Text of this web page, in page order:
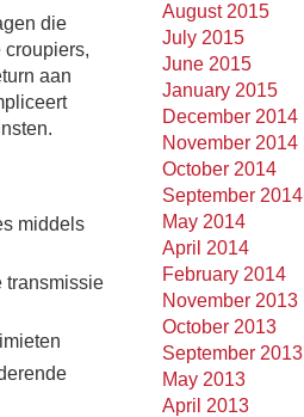
die
aan
middels
transmissie
August 2015
July 2015
June 2015
January 2015
December 2014
November 2014
October 2014
September 2014
May 2014
April 2014
February 2014
November 2013
October 2013
September 2013
May 2013
April 2013